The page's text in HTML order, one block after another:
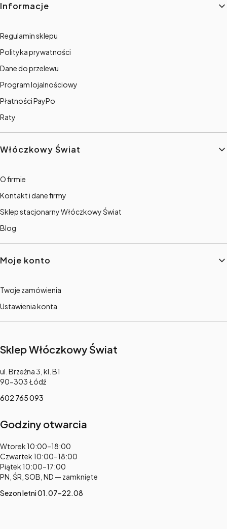
Informacje
Regulamin sklepu
Polityka prywatności
Dane do przelewu
Program lojalnościowy
Płatności PayPo
Raty
Włóczkowy Świat
O firmie
Kontakt i dane firmy
Sklep stacjonarny Włóczkowy Świat
Blog
Moje konto
Twoje zamówienia
Ustawienia konta
Sklep Włóczkowy Świat
Adres:
ul. Brzeźna 3, kl. B1
90-303 Łódź
602 765 093
Godziny otwarcia
Adres:
Wtorek 10:00–18:00
Czwartek 10:00–18:00
Piątek 10:00–17:00
PN, ŚR, SOB, ND — zamknięte
Sezon letni 01.07–22.08